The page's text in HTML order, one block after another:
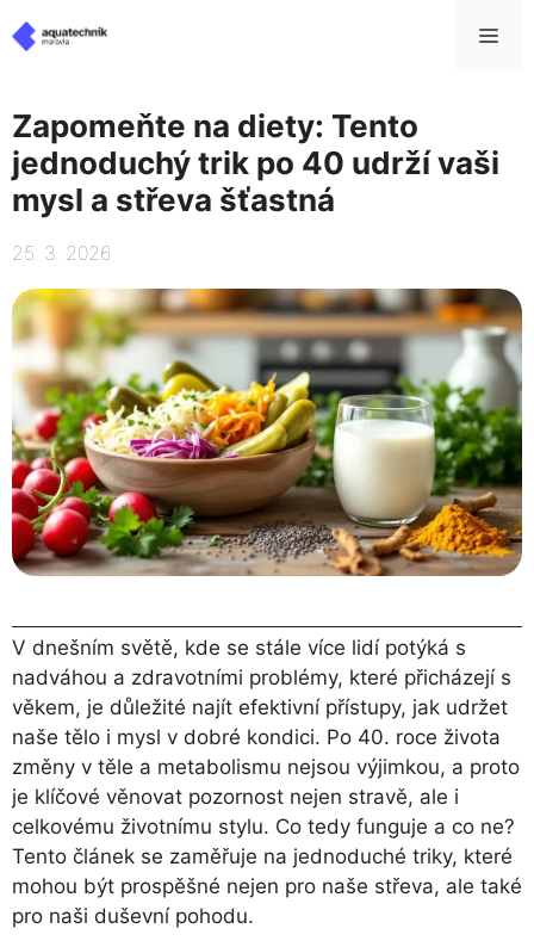
na
Zapomeňte na diety: Tento
jednoduchý trik po 40 udrží vaši
mysl a střeva šťastná
25. 3. 2026
V dnešním světě, kde se stále více lidí potýká s
nadváhou a zdravotními problémy, které přicházejí s
věkem, je důležité najít efektivní přístupy, jak udržet
naše tělo i mysl v dobré kondici. Po 40. roce života
změny v těle a metabolismu nejsou výjimkou, a proto
je klíčové věnovat pozornost nejen stravě, ale i
celkovému životnímu stylu. Co tedy funguje a co ne?
Tento článek se zaměřuje na jednoduché triky, které
mohou být prospěšné nejen pro naše střeva, ale také
pro naši duševní pohodu.